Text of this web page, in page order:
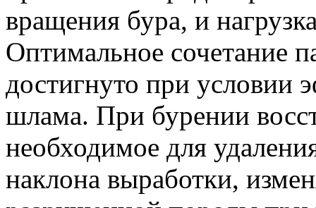
вращения бура, и
Оптимальное сочетание
достигнуто при условии
шлама. При бурении
необходимое для
наклона выработки,